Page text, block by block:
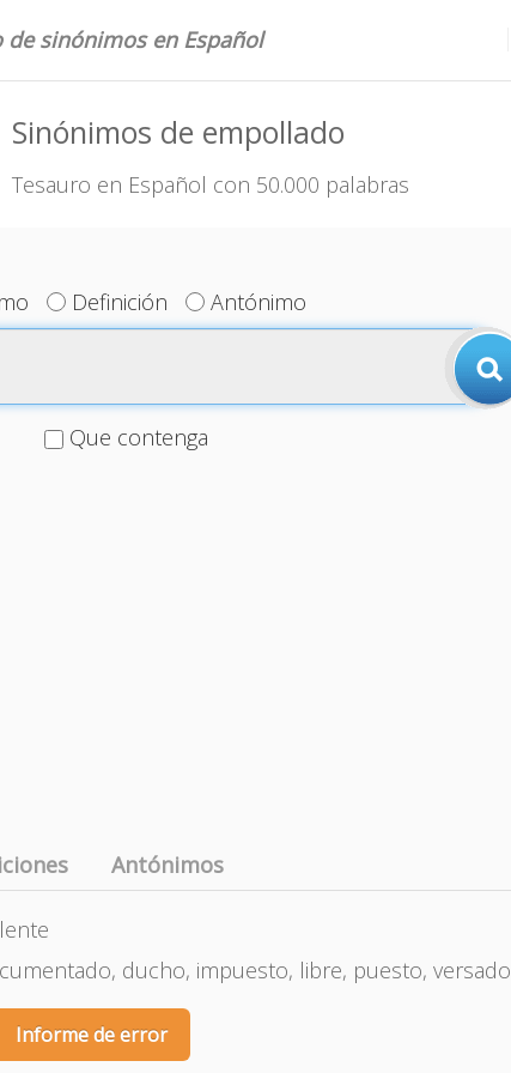
de sinónimos en Español
Sinónimos de empollado
Tesauro en Español con 50.000 palabras
Definición Antónimo
Que contenga
Antónimos
ducho, impuesto, libre, puesto, versado
Informe de error